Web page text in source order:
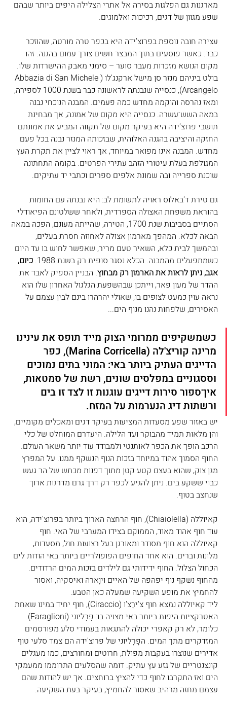
מארגנות גם הפלגות בסירה אל אתרי הצלילה היפים ביותר שבהם
שפע מגוון של דגים, רכיכות ואלמוגים.
עצירה חובה נוספת בפרוצ'ידה היא בכפר טרה מורטה, שהוזכר
כבר. כאשר פוסעים בתוך המבצר חשים צורך עמום בהגנה. זהו
מקום הנושא מזכרות מעבר סוער – סימני מאבק ההישרדות שלו.
בולט ביניהם מנזר סן מישל ארקנג'לו (Abbazia di San Michele
Arcangelo), כנסייה שנבנתה לראשונה כבר בשנת 1000 לספירה,
ומאז נהרסה והוקמה מחדש כמה פעמים. המבנה הנוכחי נבנה
במאה השש־עשרה. כנסייה היא מקום של אמונה, אך מבחינת
תושבי פרוצ'ידה היא בעיקר מקום של תקווה המביע את אמונתם
החזקה והיציבה בהגנה האלוהית, שבזכותה המנזר נבנה בכל פעם
מחדש. המבנה אינו מפואר במיוחד, אך ראוי לציין את תקרת העץ
המגולפת בעלת עיטורי הזהב עתירי הפרטים. בקומה התחתונה
שוכנת ספרייה ובה שמונת אלפים ספרים וכתבי יד עתיקים.
גם טירת ד'באלוס ראויה לתשומת לב: היא נבנתה עם החומות
בהוראת משפחת האצולה הספרדית, ולאחר ששלטונם הפיאודלי
הסתיים בסביבות שנת 1700, הטירה, שהייתה מעונם, הפכה במאה
הבאה לכלא. המהפך מארמון אצולה לאחוזה חסרת בעלים,
ובהמשך לבית כלא, השאיר טעם מריר, שאפשר לחוש בו עד היום
כשמתפעלים מהמבנה. הכלא נסגר סופית רק בשנת 1988.
כיום,
אגב, ניתן לראות את הארמון רק מבחוץ. הבניין הספיק לאבד את
ההדר של מעון פאר, וייתכן שבהשפעת הגלגול האחרון שלו הוא
נראה עוין כמעט לצופים בו, שאולי יהרהרו בינם לבין עצמם על
האסירים, שלפחות נהנו מנוף הים...
כשמשקיפים ממרומי הצוק מייד תופס את עינינו
מרינה קוריצ'לה (Marina Corricella), כפר
הדייגים העתיק ביותר באי: המוני בתים נמוכים
וססגוניים במפלסים שונים, רשת של סמטאות,
אין־ספור סירות דייגים עוגנות זו לצד זו בים
ורשתות דיג הנערמות על המזח.
יש באזור שפע מסעדות המציעות בעיקר דגים ומאכלים מקומיים,
והן מלאות תמיד מהבוקר ועד הלילה. היעדרם המוחלט של כלי
הרכב הופך את הכפר לאותנטי ולמבודד עוד יותר משאר העולם.
החוף הסמוך אהוד במיוחד בזכות הנוף הנשקף ממנו. על המפרץ
מגן צוק, שהוא בעצם קטע קטן מתוך דפנות מכתש של הר געש
כבוי ששקע בים. ניתן להגיע לכפר רק דרך גרם מדרגות ארוך
שנחצב בטוף.
קאיוללה (Chiaiolella), חוף הרחצה הארוך ביותר בפרוצ'ידה, הוא
עוד חוף אהוד מאוד, הממוקם בצידו המערבי של האי. חוף
קאיוללה הוא חוף מסודר ומאורגן בעל רצועות חול, מסעדות,
מלונות וברים. הוא אחד החופים הפופולריים ביותר באי הודות לים
הכחול הצלול. החוף ידידותי גם לילדים בזכות המים הרדודים.
מהחוף נשקף נוף יפהפה של האיים ויוָארה ואיסקיה, ואסור
להחמיץ את מופע השקיעה שמעלה כאן הטבע.
ליד קאיוללה נמצא חוף צ'ירָצ'ו (Ciraccio), חוף יחיד במינו שאחת
האטרקציות היפות ביותר באי מצויה בו: פָרָליוני (Faraglioni).
כלומר, לא רק קאפרי יכולה להתגאות בעמודי סלע מפורסמים
המזדקרים מתך המים. הפָרָליוני של פרוצ'ידה הם צמד סלעי טוף
אדירים שנוצרו בעקבות מפולת, חרוטים ומחורצים, כמו מעגלים
קונצנטריים של גזע עץ עתיק. דומה שהסלעים התרוממו ממעמקי
הים ואז התקרבו לחוף כדי להציץ ברוחצים. אך יש להודות שהם
עצמם מחזה מרהיב שאסור להחמיץ, בעיקר בעת השקיעה.